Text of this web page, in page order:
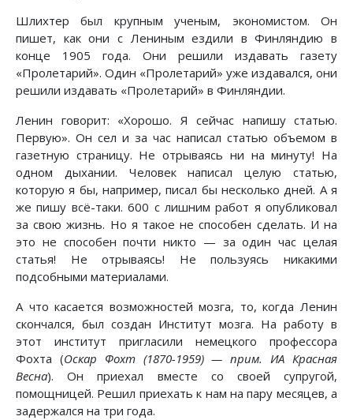
Шлихтер был крупным ученым, экономистом. Он
пишет, как они с Лениным ездили в Финляндию в
конце 1905 года. Они решили издавать газету
«Пролетарий». Один «Пролетарий» уже издавался, они
решили издавать «Пролетарий» в Финляндии.
Ленин говорит: «Хорошо. Я сейчас напишу статью.
Первую». Он сел и за час написал статью объемом в
газетную страницу. Не отрываясь ни на минуту! На
одном дыхании. Человек написал целую статью,
которую я бы, например, писал бы несколько дней. А я
же пишу всё-таки. 600 с лишним работ я опубликовал
за свою жизнь. Но я такое не способен сделать. И на
это не способен почти никто — за один час целая
статья! Не отрываясь! Не пользуясь никакими
подсобными материалами.
А что касается возможностей мозга, то, когда Ленин
скончался, был создан Институт мозга. На работу в
этот институт пригласили немецкого профессора
Фохта (Оскар Фохт (1870-1959) — прим. ИА Красная
Весна). Он приехал вместе со своей супругой,
помощницей. Решил приехать к нам на пару месяцев, а
задержался на три года.